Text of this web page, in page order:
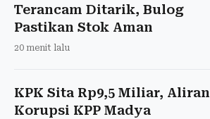
Terancam Ditarik, Bulog
Pastikan Stok Aman
20 menit lalu
KPK Sita Rp9,5 Miliar, Aliran
Korupsi KPP Madya